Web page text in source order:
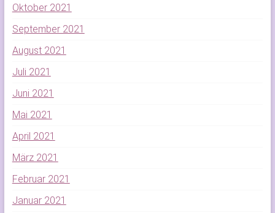
Oktober 2021
September 2021
August 2021
Juli 2021
Juni 2021
Mai 2021
April 2021
März 2021
Februar 2021
Januar 2021